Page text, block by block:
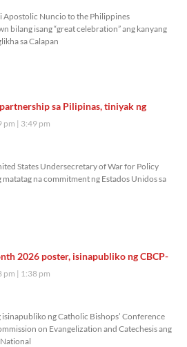
Apostolic Nuncio to the Philippines
bilang isang “great celebration” ang kanyang
sa Calapan
sa Pilipinas, tiniyak ng
pm 3:49 pm
States Undersecretary of War for Policy
na commitment ng Estados Unidos sa
2026 poster, isinapubliko ng CBCP-
pm 1:38 pm
ng Catholic Bishops’ Conference
on Evangelization and Catechesis ang